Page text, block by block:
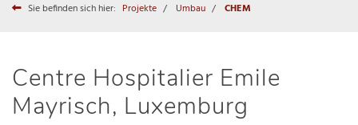
Sie befinden sich hier: Projekte Umbau CHEM
Centre Hospitalier Emile
Mayrisch, Luxemburg